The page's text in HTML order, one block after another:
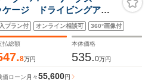
ージ ドライビングアシ
タント パノラマビュー
スプレイ アダプティブ
アシスト 認定中古車
プラン付 オンライン相談可 360°画像付
払総額
8万円
本体価格
535.0万円
価ローン 月々55,600円